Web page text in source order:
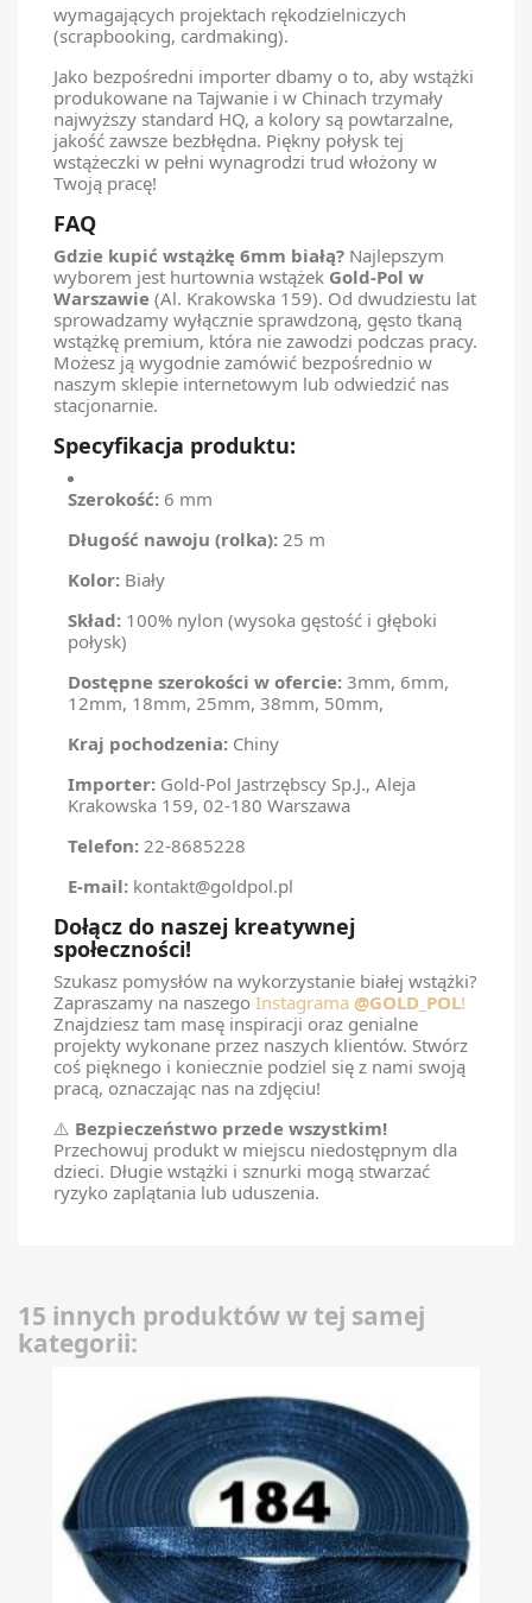
wymagających projektach rękodzielniczych
(scrapbooking, cardmaking).
Jako bezpośredni importer dbamy o to, aby wstążki
produkowane na Tajwanie i w Chinach trzymały
najwyższy standard HQ, a kolory są powtarzalne,
jakość zawsze bezbłędna. Piękny połysk tej
wstążeczki w pełni wynagrodzi trud włożony w
Twoją pracę!
FAQ
Gdzie kupić wstążkę 6mm białą? Najlepszym
wyborem jest hurtownia wstążek Gold-Pol w
Warszawie (Al. Krakowska 159). Od dwudziestu lat
sprowadzamy wyłącznie sprawdzoną, gęsto tkaną
wstążkę premium, która nie zawodzi podczas pracy.
Możesz ją wygodnie zamówić bezpośrednio w
naszym sklepie internetowym lub odwiedzić nas
stacjonarnie.
Specyfikacja produktu:
Szerokość: 6 mm
Długość nawoju (rolka): 25 m
Kolor: Biały
Skład: 100% nylon (wysoka gęstość i głęboki
połysk)
Dostępne szerokości w ofercie: 3mm, 6mm,
12mm, 18mm, 25mm, 38mm, 50mm,
Kraj pochodzenia: Chiny
Importer: Gold-Pol Jastrzębscy Sp.J., Aleja
Krakowska 159, 02-180 Warszawa
Telefon: 22-8685228
E-mail: kontakt@goldpol.pl
Dołącz do naszej kreatywnej
społeczności!
Szukasz pomysłów na wykorzystanie białej wstążki?
Zapraszamy na naszego Instagrama @GOLD_POL!
Znajdziesz tam masę inspiracji oraz genialne
projekty wykonane przez naszych klientów. Stwórz
coś pięknego i koniecznie podziel się z nami swoją
pracą, oznaczając nas na zdjęciu!
⚠️ Bezpieczeństwo przede wszystkim!
Przechowuj produkt w miejscu niedostępnym dla
dzieci. Długie wstążki i sznurki mogą stwarzać
ryzyko zaplątania lub uduszenia.
15 innych produktów w tej samej
kategorii: